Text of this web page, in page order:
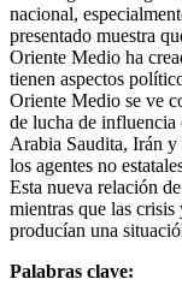
nacional,
presentado muestra
Oriente Medio ha
tienen aspectos
Oriente Medio se ve
de lucha de influencia
Arabia Saudita, Irán
los agentes no
Esta nueva relación
mientras que las
producían una
Palabras clave: